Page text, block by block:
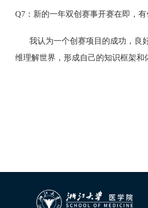
Q7：新的一年双创赛事开赛在即，
我认为一个创赛项目的成功，良
维理解世界，形成自己的知识框架和